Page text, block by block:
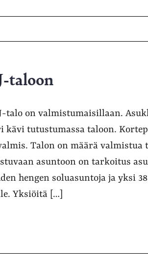
taloon
talo on valmistumaisillaan.
kävi tutustumassa taloon.
Talon on määrä valmistua
asuntoon on tarkoitus
hengen soluasuntoja ja yksi
Yksiöitä […]